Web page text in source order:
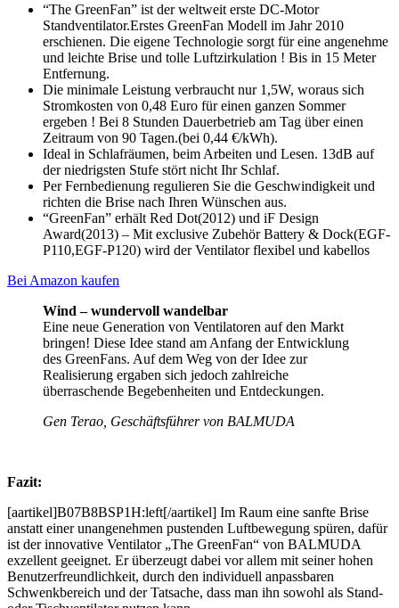
“The GreenFan” ist der weltweit erste DC-Motor
Standventilator.Erstes GreenFan Modell im Jahr 2010
erschienen. Die eigene Technologie sorgt für eine angenehme
und leichte Brise und tolle Luftzirkulation ! Bis in 15 Meter
Entfernung.
Die minimale Leistung verbraucht nur 1,5W, woraus sich
Stromkosten von 0,48 Euro für einen ganzen Sommer
ergeben ! Bei 8 Stunden Dauerbetrieb am Tag über einen
Zeitraum von 90 Tagen.(bei 0,44 €/kWh).
Ideal in Schlafräumen, beim Arbeiten und Lesen. 13dB auf
der niedrigsten Stufe stört nicht Ihr Schlaf.
Per Fernbedienung regulieren Sie die Geschwindigkeit und
richten die Brise nach Ihren Wünschen aus.
“GreenFan” erhält Red Dot(2012) und iF Design
Award(2013) – Mit exclusive Zubehör Battery & Dock(EGF-
P110,EGF-P120) wird der Ventilator flexibel und kabellos
Bei Amazon kaufen
Wind – wundervoll wandelbar
Eine neue Generation von Ventilatoren auf den Markt
bringen! Diese Idee stand am Anfang der Entwicklung
des GreenFans. Auf dem Weg von der Idee zur
Realisierung ergaben sich jedoch zahlreiche
überraschende Begebenheiten und Entdeckungen.
Gen Terao, Geschäftsführer von BALMUDA
Fazit:
[aartikel]B07B8BSP1H:left[/aartikel] Im Raum eine sanfte Brise
anstatt einer unangenehmen pustenden Luftbewegung spüren, dafür
ist der innovative Ventilator „The GreenFan“ von BALMUDA
exzellent geeignet. Er überzeugt dabei vor allem mit seiner hohen
Benutzerfreundlichkeit, durch den individuell anpassbaren
Schwenkbereich und der Tatsache, dass man ihn sowohl als Stand-